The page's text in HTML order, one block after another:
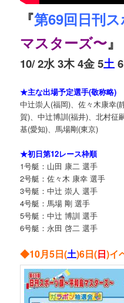
『第69回日刊
マスターズ〜』
10/ 2水 3木 4金 5土6
★主な出場予定選手(敬称略)
中辻崇人(福岡)、佐々木康幸(
賀)、中辻博訓(福井)、北村征
基(愛知)、馬場剛(東京)
★初日第12レース枠順
1号艇：山田 康二 選手
2号艇：佐々木 康幸 選手
3号艇：中辻 崇人 選手
4号艇：馬場 剛 選手
5号艇：中辻 博訓 選手
6号艇：永田 啓二 選手
◆10月5日(土)6日(日)イ